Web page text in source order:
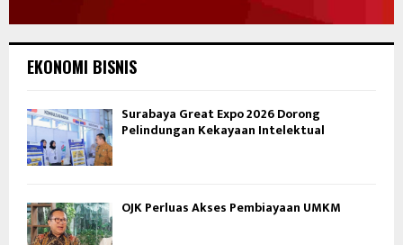
EKONOMI BISNIS
Surabaya Great Expo 2026 Dorong
Pelindungan Kekayaan Intelektual
OJK Perluas Akses Pembiayaan UMKM